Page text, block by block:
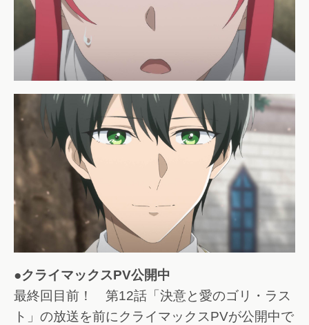
●クライマックスPV公開中
最終回目前！ 第12話「決意と愛のゴリ・ラス
ト」の放送を前にクライマックスPVが公開中で